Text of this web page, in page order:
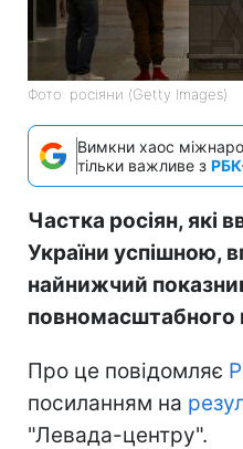
Фото: росіяни (Getty Images)
Вимкни хаос
тільки важливе з
Частка росіян, які
України успішною,
найнижчий
повномасштабного
Про це повідомляє
посиланням на
"Левада-центру".